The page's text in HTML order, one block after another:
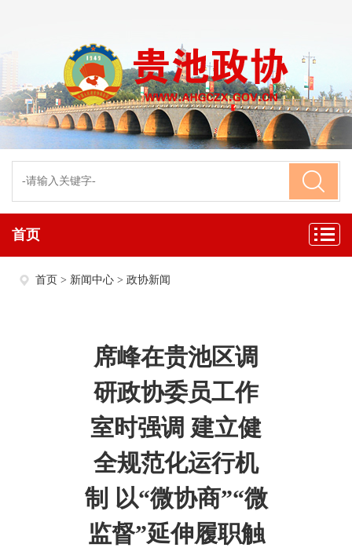
首页
首页 > 新闻中心 > 政协新闻
席峰在贵池区调
研政协委员工作
室时强调 建立健
全规范化运行机
制 以“微协商”“微
监督”延伸履职触